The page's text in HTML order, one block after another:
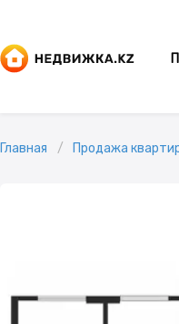
Главная Продажа